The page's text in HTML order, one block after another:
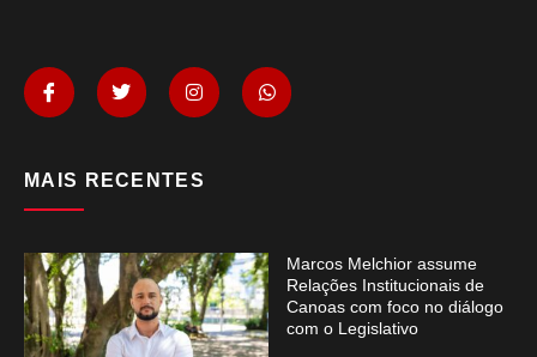
MAIS RECENTES
Marcos Melchior assume
Relações Institucionais de
Canoas com foco no diálogo
com o Legislativo